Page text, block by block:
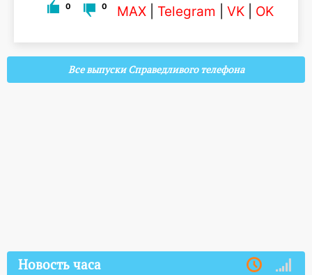
0 0 MAX Telegram VK OK
Все выпуски Справедливого телефона
Новость часа